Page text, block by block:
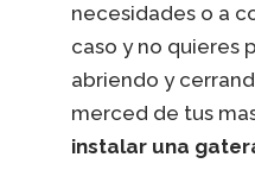
necesidades o a
caso y no quieres
abriendo y
merced de tus
instalar una